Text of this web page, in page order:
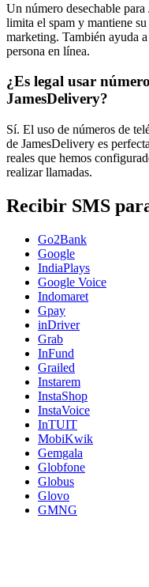
Un número desechable
limita el spam y mantiene
marketing. También ayuda
persona en línea.
¿Es legal usar
JamesDelivery?
Sí. El uso de números de
de JamesDelivery es
reales que hemos
realizar llamadas.
Recibir SMS
Go2Bank
Google
IndiaPlays
Google Voice
Indomaret
Gpay
inDriver
Grab
InFund
Grailed
Instarem
InstaShop
InstaVoice
InTUIT
MobiKwik
Gemgala
Globfone
Globus
Glovo
GMNG